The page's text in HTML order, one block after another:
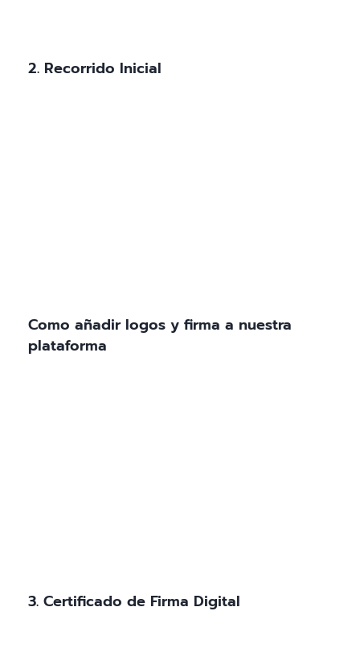
2. Recorrido Inicial
Como añadir logos y firma a nuestra
plataforma
3. Certificado de Firma Digital